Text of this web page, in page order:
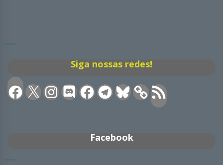
Siga nossas redes!
Facebook
X Instagram
DiscordFacebookTelegramBluesky Feed
RSS
Facebook